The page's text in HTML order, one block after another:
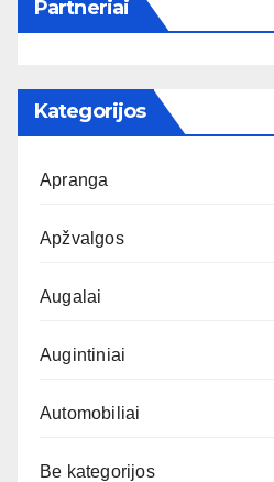
Partneriai
Kategorijos
Apranga
Apžvalgos
Augalai
Augintiniai
Automobiliai
Be kategorijos